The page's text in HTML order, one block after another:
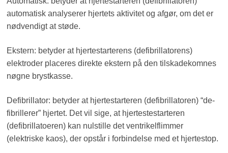
automatisk analyserer hjertets aktivitet og afgør, om det er
nødvendigt at støde.
Ekstern: betyder at hjertestarterens (defibrillatorens)
elektroder placeres direkte ekstern på den tilskadekomnes
nøgne brystkasse.
Defibrillator: betyder at hjertestarteren (defibrillatoren) “de-
fibrillerer” hjertet. Det vil sige, at hjertestestarteren
(defibrillatoeren) kan nulstille det ventrikelflimmer
(elektriske kaos), der opstår i forbindelse med et hjertestop.